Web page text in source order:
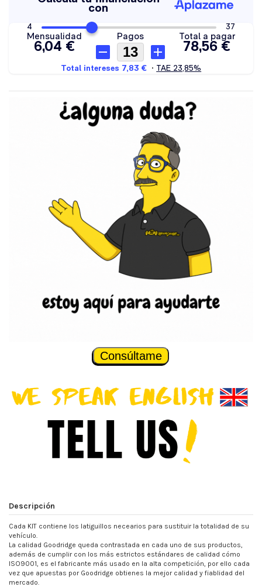
Consúltame
Descripción
Cada KIT contiene los latiguillos necearios para sustituir la totalidad de su
vehículo.
La calidad Goodridge queda contrastada en cada uno de sus productos,
además de cumplir con los más estrictos estándares de calidad cómo
ISO9001, es el fabricante más usado en la alta competición, por ello cada
vez que apuestas por Goodridge obtienes la mejor calidad y fiablidad del
mercado.